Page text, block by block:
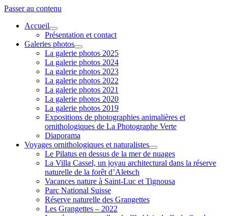
Passer au contenu
Accueil
ouvrir
menu
Présentation et contact
Galeries photos
ouvrir
menu
La galerie photos 2025
La galerie photos 2024
La galerie photos 2023
La galerie photos 2022
La galerie photos 2021
La galerie photos 2020
La galerie photos 2019
Expositions de photographies animalières et
ornithologiques de La Photographe Verte
Diaporama
Voyages ornithologiques et naturalistes
ouvrir
menu
Le Pilatus en dessus de la mer de nuages
La Villa Cassel, un joyau architectural dans la réserve
naturelle de la forêt d’Aletsch
Vacances nature à Saint-Luc et Tignousa
Parc National Suisse
Réserve naturelle des Grangettes
Les Grangettes – 2022